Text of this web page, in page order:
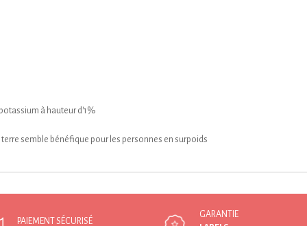
à hauteur d'1%
semble bénéfique pour les personnes en surpoids
PAIEMENT SÉCURISÉ
GARANTIE